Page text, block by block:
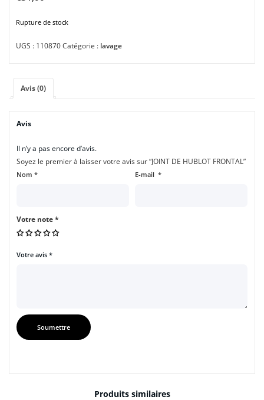
Rupture de stock
UGS : 110870Catégorie : lavage
Avis (0)
Avis
Il n’y a pas encore d’avis.
Soyez le premier à laisser votre avis sur “JOINT DE HUBLOT FRONTAL”
Nom * E-mail *
Votre note*
Votre avis *
Produits similaires